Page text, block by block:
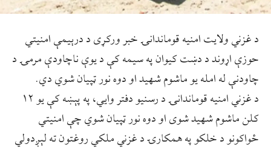
د غزني ولایت امنیه قوماندانۍ خبر ورکړی د درېیمې امنيتي
حوزې اړوند د دښت کیوان په سیمه کې د یوې ناچاودې مرمۍ د
چاودنې له امله یو ماشوم شهيد او دوه نور ټپیان شوي دي.
د غزني امنیه قوماندانۍ د رسنيو دفتر وايي، په پېښه کې یو ۱۲
کلن ماشوم شهيد شوی او دوه نور ټپیان شوي چې امنیتي
ځواکونو د خلکو په همکارۍ د غزني ملکي روغتون ته لېږدولي